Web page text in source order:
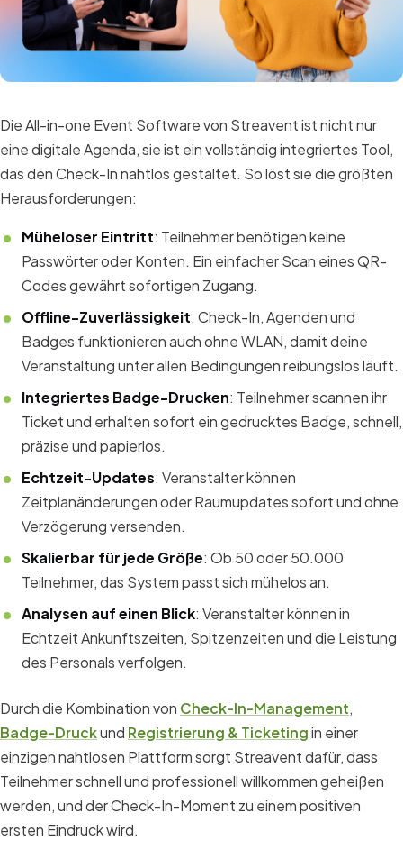
Die All-in-one Event Software von Streavent ist nicht nur
eine digitale Agenda, sie ist ein vollständig integriertes Tool,
das den Check-In nahtlos gestaltet. So löst sie die größten
Herausforderungen:
Müheloser Eintritt: Teilnehmer benötigen keine
Passwörter oder Konten. Ein einfacher Scan eines QR-
Codes gewährt sofortigen Zugang.
Offline-Zuverlässigkeit: Check-In, Agenden und
Badges funktionieren auch ohne WLAN, damit deine
Veranstaltung unter allen Bedingungen reibungslos läuft.
Integriertes Badge-Drucken: Teilnehmer scannen ihr
Ticket und erhalten sofort ein gedrucktes Badge, schnell,
präzise und papierlos.
Echtzeit-Updates: Veranstalter können
Zeitplanänderungen oder Raumupdates sofort und ohne
Verzögerung versenden.
Skalierbar für jede Größe: Ob 50 oder 50.000
Teilnehmer, das System passt sich mühelos an.
Analysen auf einen Blick: Veranstalter können in
Echtzeit Ankunftszeiten, Spitzenzeiten und die Leistung
des Personals verfolgen.
Durch die Kombination von Check-In-Management,
Badge-Druckund Registrierung & Ticketingin einer
einzigen nahtlosen Plattform sorgt Streavent dafür, dass
Teilnehmer schnell und professionell willkommen geheißen
werden, und der Check-In-Moment zu einem positiven
ersten Eindruck wird.